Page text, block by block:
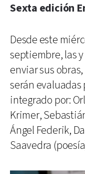
Sexta edición
Desde este
septiembre, las
enviar sus
serán
integrado por:
Krimer,
Ángel Federik,
Saavedra